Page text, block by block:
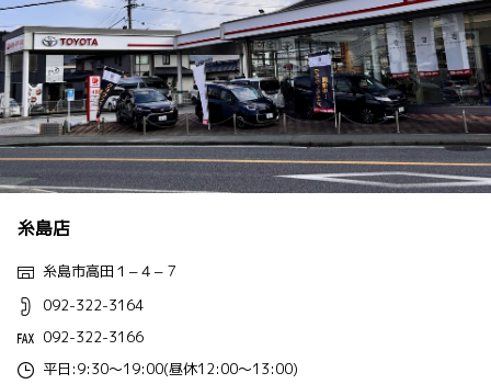
糸島店
糸島市高田１−４−７
092-322-3164
092-322-3166
平日:9:30～19:00(昼休12:00～13:00)